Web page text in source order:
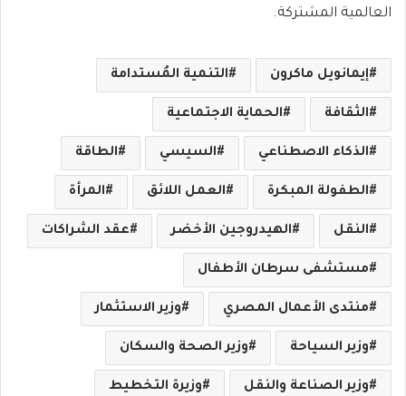
العالمية المشتركة.
إيمانويل ماكرون التنمية المُستدامة
الثقافة الحماية الاجتماعية
الذكاء الاصطناعي السيسي الطاقة
الطفولة المبكرة العمل اللائق المرأة
النقل الهيدروجين الأخضر عقد الشراكات
مستشفى سرطان الأطفال
منتدى الأعمال المصري وزير الاستثمار
وزير السياحة وزير الصحة والسكان
وزير الصناعة والنقل وزيرة التخطيط